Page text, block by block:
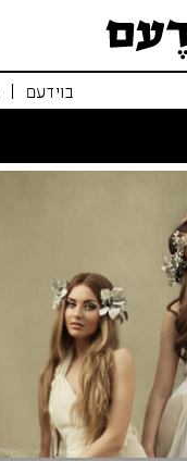
בוידעם